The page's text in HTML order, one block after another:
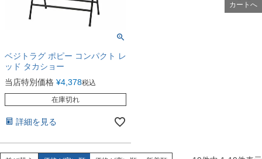
ベジトラグ ポピー コンパクト レ
ッド タカショー
当店特別価格 ¥4,378税込
在庫切れ
詳細を見る
カートへ